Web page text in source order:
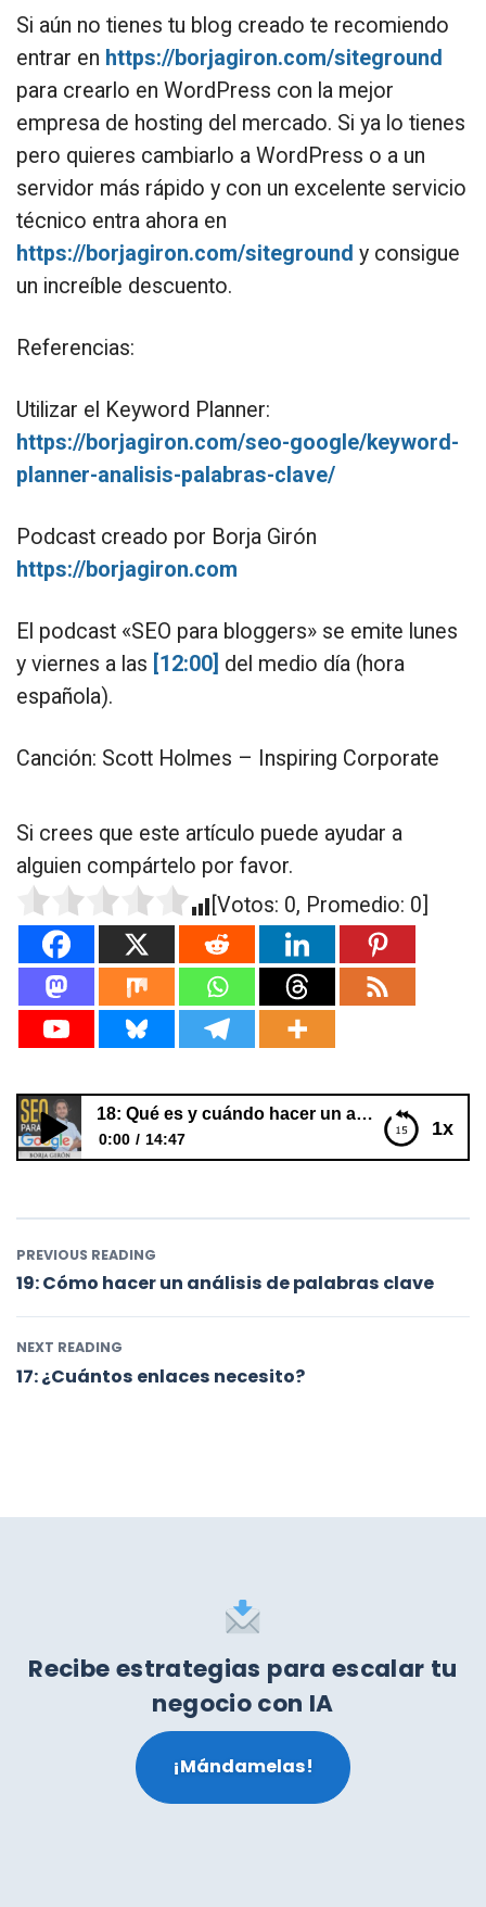
Si aún no tienes tu blog creado te recomiendo
entrar en https://borjagiron.com/siteground
para crearlo en WordPress con la mejor
empresa de hosting del mercado. Si ya lo tienes
pero quieres cambiarlo a WordPress o a un
servidor más rápido y con un excelente servicio
técnico entra ahora en
https://borjagiron.com/siteground y consigue
un increíble descuento.
Referencias:
Utilizar el Keyword Planner:
https://borjagiron.com/seo-google/keyword-
planner-analisis-palabras-clave/
Podcast creado por Borja Girón
https://borjagiron.com
El podcast «SEO para bloggers» se emite lunes
y viernes a las [12:00] del medio día (hora
española).
Canción: Scott Holmes – Inspiring Corporate
Si crees que este artículo puede ayudar a
alguien compártelo por favor.
[Votos: 0, Promedio: 0
1x
18: Qué es y cuándo hacer un análisis de palabras clave
0:00 14:47
PREVIOUS READING
19: Cómo hacer un análisis de palabras clave
NEXT READING
17: ¿Cuántos enlaces necesito?
Recibe estrategias para escalar tu
negocio con IA
¡Mándamelas!